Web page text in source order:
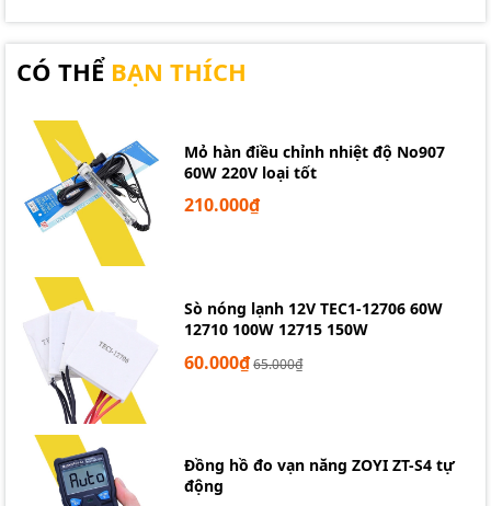
Thiếc hàn không chì Sn99.3Cu0.7 0.6mm 0.8mm 50g
CÓ THỂ BẠN THÍCH
Mỏ hàn điều chỉnh nhiệt độ No907
60W 220V loại tốt
210.000₫
Sò nóng lạnh 12V TEC1-12706 60W
12710 100W 12715 150W
60.000₫65.000₫
Đồng hồ đo vạn năng ZOYI ZT-S4 tự
động